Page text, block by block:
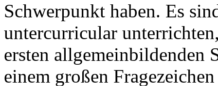
Schwerpunkt haben. Es
untercurricular
ersten allgemeinbildenden
einem großen